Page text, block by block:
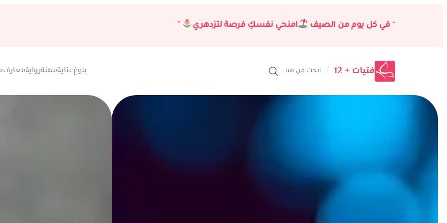
“ في كل يوم من الصيف امنحي نفسكِ فرصة لتزدهري ”
فتيات + 12 / ابحث من هنا .. بلوغعنايةمهنةروايةمعارف